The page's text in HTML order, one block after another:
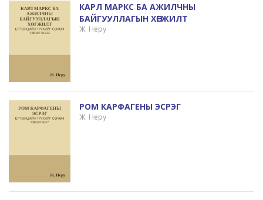
КАРЛ МАРКС БА АЖИЛЧНЫ
БАЙГУУЛЛАГЫН ХӨГЖИЛТ
Ж. Неру
РОМ КАРФАГЕНЫ ЭСРЭГ
Ж. Неру